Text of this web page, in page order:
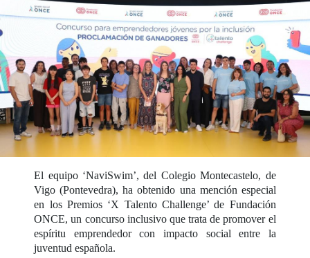
El equipo ‘NaviSwim’, del Colegio Montecastelo, de
Vigo (Pontevedra), ha obtenido una mención especial
en los Premios ‘X Talento Challenge’ de Fundación
ONCE, un concurso inclusivo que trata de promover el
espíritu emprendedor con impacto social entre la
juventud española.